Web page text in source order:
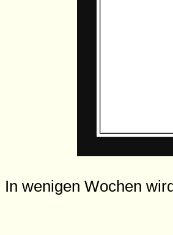
In wenigen Wochen